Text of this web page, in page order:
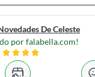
De Celeste
por falabella.com!